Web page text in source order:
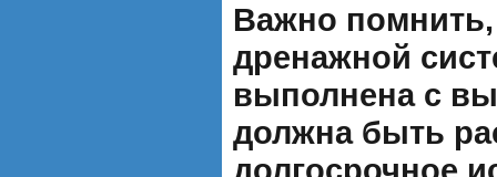
Важно помнить,
дренажной
выполнена с
должна быть